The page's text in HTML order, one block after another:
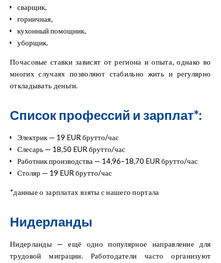
сварщик,
горничная,
кухонный помощник,
уборщик.
Почасовые ставки зависят от региона и опыта, однако во
многих случаях позволяют стабильно жить и регулярно
откладывать деньги.
Список профессий и зарплат*:
Электрик — 19 EUR брутто/час
Слесарь — 18,50 EUR брутто/час
Работник производства — 14,96–18,70 EUR брутто/час
Столяр — 19 EUR брутто/час
*данные о зарплатах взяты с нашего портала
Нидерланды
Нидерланды — ещё одно популярное направление для
трудовой миграции. Работодатели часто организуют